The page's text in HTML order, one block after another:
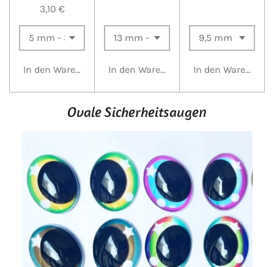
3,10 €
In den Warenkorb In den Warenkorb In den Warenkorb
Ovale Sicherheitsaugen